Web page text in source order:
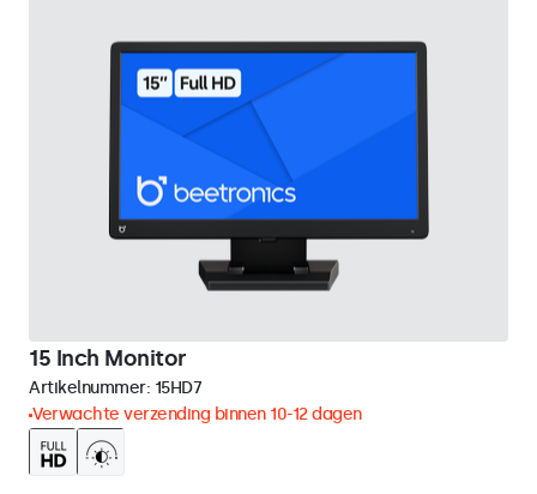
15 Inch Monitor
Artikelnummer: 15HD7
Verwachte verzending binnen 10-12 dagen